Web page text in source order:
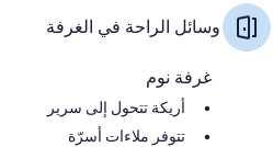
وسائل الراحة في الغرفة
غرفة نوم
أريكة تتحول إلى سرير
تتوفر ملاءات أسرّة